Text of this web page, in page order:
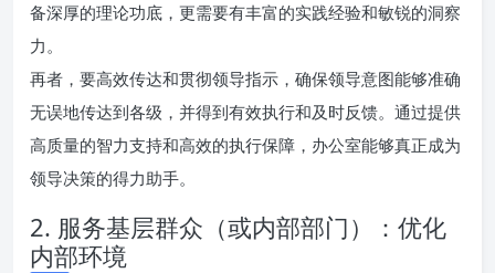
备深厚的理论功底，更需要有丰富的实践经验和敏锐的洞察
力。
再者，要高效传达和贯彻领导指示，确保领导意图能够准确
无误地传达到各级，并得到有效执行和及时反馈。通过提供
高质量的智力支持和高效的执行保障，办公室能够真正成为
领导决策的得力助手。
2. 服务基层群众（或内部部门）：优化
内部环境